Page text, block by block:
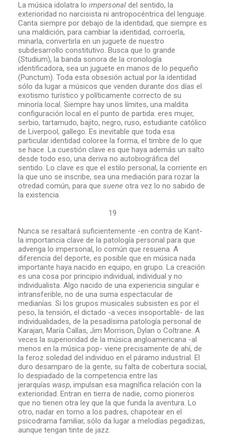
La música idolatra lo impersonal del sentido, la
exterioridad no narcisista ni antropocéntrica del lenguaje.
Canta siempre por debajo de la identidad, que siempre es
una maldición, para cambiar la identidad, corroerla,
minarla, convertirla en un juguete de nuestro
subdesarrollo constitutivo. Busca que lo grande
(Studium), la banda sonora de la cronología
identificadora, sea un juguete en manos de lo pequeño
(Punctum). Toda esta obsesión actual por la identidad
sólo da lugar a músicos que venden durante dos días el
exotismo turístico y políticamente correcto de su
minoría local. Siempre hay unos límites, una maldita
configuración local en el punto de partida: eres mujer,
serbio, tartamudo, bajito, negro, ruso, estudiante católico
de Liverpool, gallego. Es inevitable que toda esa
particular identidad coloree la forma, el timbre de lo que
se hace. La cuestión clave es que haya además un salto
desde todo eso, una deriva no autobiográfica del
sentido. Lo clave es que el estilo personal, la corriente en
la que uno se inscribe, sea una mediación para rozar la
otredad común, para que suene otra vez lo no sabido de
la existencia.
19
Nunca se resaltará suficientemente -en contra de Kant-
la importancia clave de la patología personal para que
advenga lo impersonal, lo común que resuena. A
diferencia del deporte, es posible que en música nada
importante haya nacido en equipo, en grupo. La creación
es una cosa por principio individual, individual y no
individualista. Algo nacido de una experiencia singular e
intransferible, no de una suma espectacular de
medianías. Si los grupos musicales subsisten es por el
peso, la tensión, el dictado -a veces insoportable- de las
individualidades, de la pesadísima patología personal de
Karajan, María Callas, Jim Morrison, Dylan o Coltrane. A
veces la superioridad de la música angloamericana -al
menos en la música pop- viene precisamente de ahí, de
la feroz soledad del individuo en el páramo industrial. El
duro desamparo de la gente, su falta de cobertura social,
lo despiadado de la competencia entre las
jerarquías wasp, impulsan esa magnífica relación con la
exterioridad. Entran en tierra de nadie, como pioneros
que no tienen otra ley que la que funda la aventura. Lo
otro, nadar en torno a los padres, chapotear en el
psicodrama familiar, sólo da lugar a melodías pegadizas,
aunque tengan tinte de jazz.